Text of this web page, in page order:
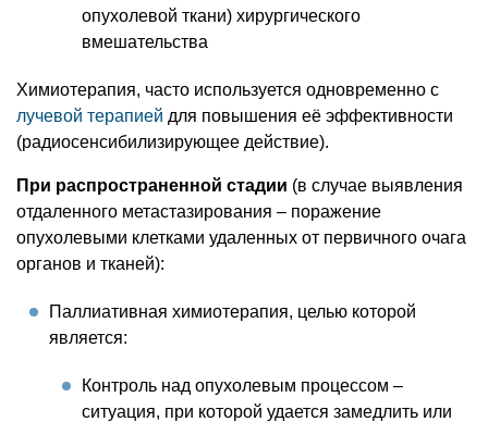
опухолевой ткани) хирургического
вмешательства
Химиотерапия, часто используется одновременно с
лучевой терапией для повышения её эффективности
(радиосенсибилизирующее действие).
При распространенной стадии (в случае выявления
отдаленного метастазирования – поражение
опухолевыми клетками удаленных от первичного очага
органов и тканей):
Паллиативная химиотерапия, целью которой
является:
Контроль над опухолевым процессом –
ситуация, при которой удается замедлить или